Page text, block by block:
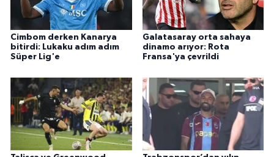
Cimbom derken Kanarya
bitirdi: Lukaku adım adım
Süper Lig'e
Galatasaray orta sahaya
dinamo arıyor: Rota
Fransa'ya çevrildi